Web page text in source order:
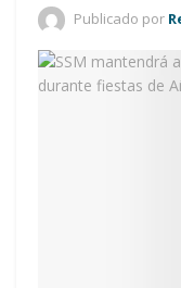
Publicado por